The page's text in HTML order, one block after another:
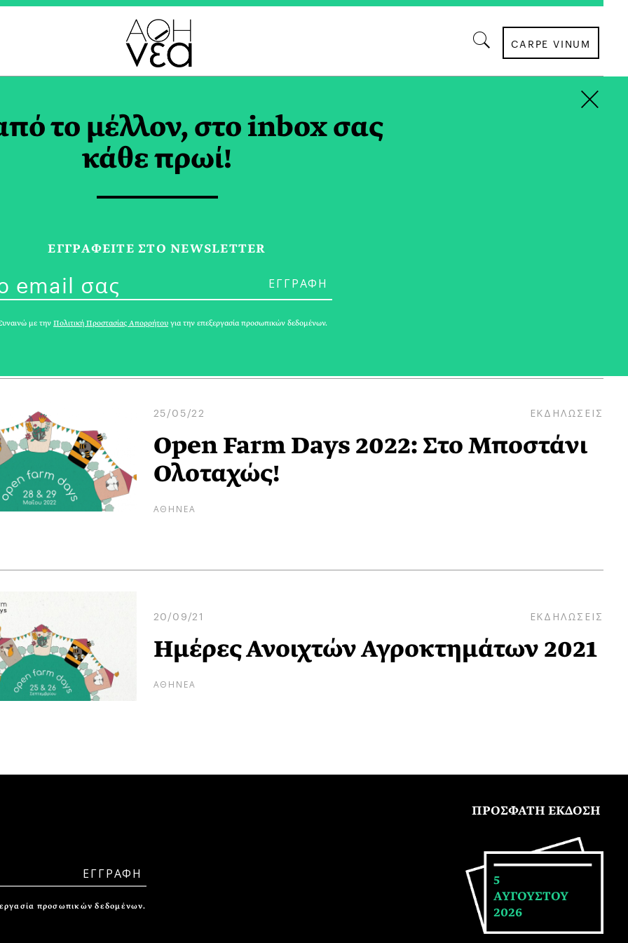
CARPE VINUM
TAG
Cellarhopping | Η Β2Β Πλατφόρμα
του Γαστρονομικού Τουρισμού
ΛΩΡΑ ΑΡΓΥΡΟΠΟΥΛΟΥ
25/05/22 ΕΚΔΗΛΩΣΕΙΣ
Open Farm Days 2022: Στο Μποστάνι
Ολοταχώς!
ΑΘΗΝΕΑ
20/09/21 ΕΚΔΗΛΩΣΕΙΣ
Ημέρες Ανοιχτών Αγροκτημάτων 2021
ΑΘΗΝΕΑ
προσωπικών δεδομένων.
ΠΡΟΣΦΑΤΗ ΕΚΔΟΣΗ
5
ΑΥΓΟΥΣΤΟΥ
2026
το μέλλον, στο inbox σας
κάθε πρωί!
ΕΓΓPΑΦΕΙΤΕ ΣΤΟ NEWSLETTER
με την Πολιτική Προστασίας Απορρήτου για την επεξεργασία προσωπικών δεδομένων.
×